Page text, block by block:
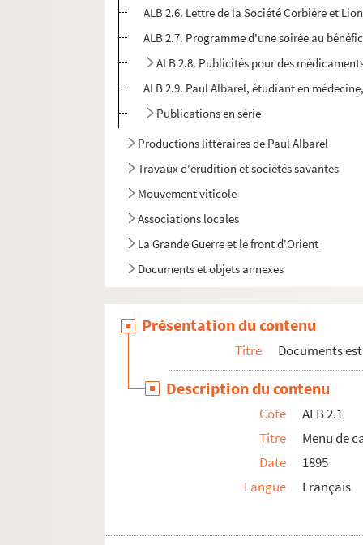
ALB 2.6. Lettre de la Société Corbière et
ALB 2.7. Programme d'une soirée au
ALB 2.8. Publicités pour des
ALB 2.9. Paul Albarel, étudiant en
Publications en série
Productions littéraires de Paul Albarel
Travaux d'érudition et sociétés savantes
Mouvement viticole
Associations locales
La Grande Guerre et le front d'Orient
Documents et objets annexes
Présentation du contenu
Titre Documents
Description du contenu
Cote
ALB 2.1
Titre
Menu de
Date
1895
Langue
Français